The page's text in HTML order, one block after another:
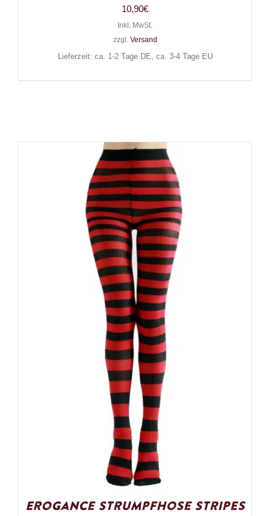
10,90€
Inkl. MwSt.
zzgl. Versand
Lieferzeit: ca. 1-2 Tage DE, ca. 3-4 Tage EU
Erogance Strumpfhose Stripes